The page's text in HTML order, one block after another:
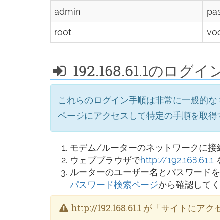
admin
root
192.168.61.1のログイ
これらのログイン手順は非常に一般的
ページにアクセスして特定の手順を取
モデム/ルーターのネットワークに
ウェブブラウザでhttp://192.168.61.1
ルーターのユーザー名とパスワード
パスワード検索ページから確認して
http://192.168.61.1 が「サイトにア